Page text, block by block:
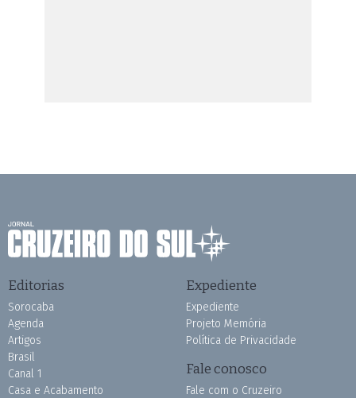
Editorias
Sorocaba
Agenda
Artigos
Brasil
Canal 1
Casa e Acabamento
Expediente
Expediente
Projeto Memória
Política de Privacidade
Fale conosco
Fale com o Cruzeiro